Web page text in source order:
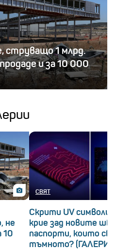
струващо 1 млрд.
и за 10 000
не
10
СВЯТ
Скрити UV символи:
крие зад новите
паспорти, които
тъмното?